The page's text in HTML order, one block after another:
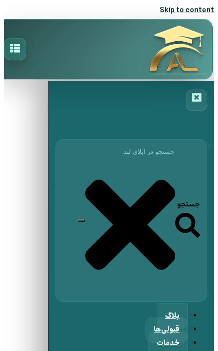
Skip to content
جستجو
بلاگ
قبولی‌ها
خدمات